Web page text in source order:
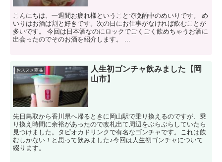
こんにちは、一週間お疲れ様ということで晩酌中のめいりです。 め
いりはお酒は割と好きです。次の日にお仕事がなければ飲むことが
多いです。 今回は日本酒なのにロックでごくごく飲めちゃうお酒に
出会ったのでそのお酒を紹介します。 ...
おススメ商品
人生初ゴンチャ飲みました【岡
山市】
先日鳥取から香川県へ帰るときに岡山駅で乗り換えるのですが、乗
り換え時間に余裕があったので改札出て周辺をぶらぶらしていたら
見つけました。タピオカドリンクで有名なゴンチャです。これは飲
むしかない！と思って飲みました♪今回は人生初ゴンチャについて
綴ります。